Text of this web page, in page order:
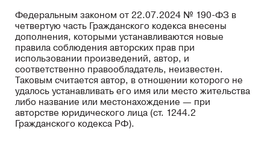
Федеральным законом от 22.07.2024 № 190-ФЗ в
четвертую часть Гражданского кодекса внесены
дополнения, которыми устанавливаются новые
правила соблюдения авторских прав при
использовании произведений, автор, и
соответственно правообладатель, неизвестен.
Таковым считается автор, в отношении которого не
удалось устанавливать его имя или место жительства
либо название или местонахождение — при
авторстве юридического лица (ст. 1244.2
Гражданского кодекса РФ).